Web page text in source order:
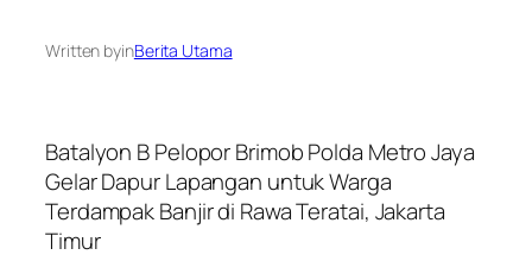
Written byinBerita Utama
Batalyon B Pelopor Brimob Polda Metro Jaya
Gelar Dapur Lapangan untuk Warga
Terdampak Banjir di Rawa Teratai, Jakarta
Timur